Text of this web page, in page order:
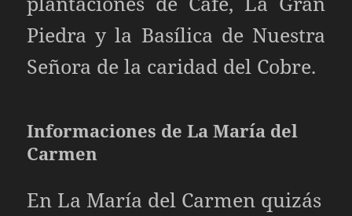
Piedra y la Basílica de Nuestra
Señora de la caridad del Cobre.
Informaciones de La María del
Carmen
En La María del Carmen quizás